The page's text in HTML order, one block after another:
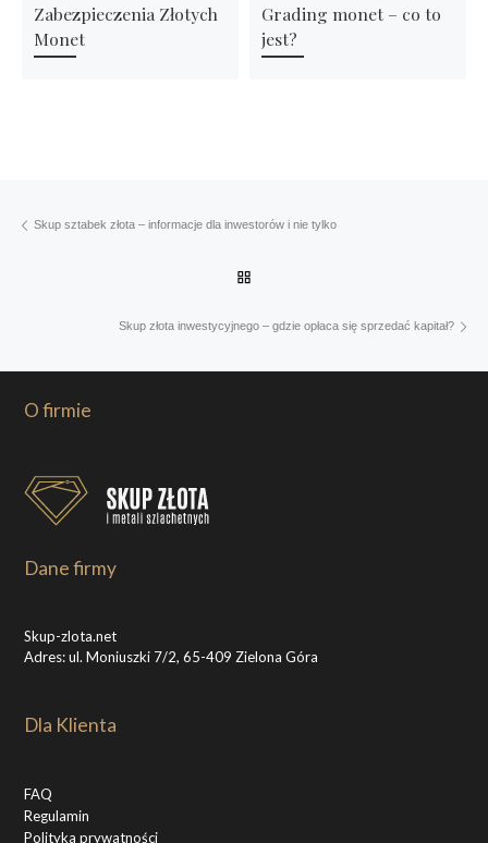
Zabezpieczenia Złotych
Monet
Grading monet – co to
jest?
Skup sztabek złota – informacje dla inwestorów i nie tylko
Skup złota inwestycyjnego – gdzie opłaca się sprzedać kapitał?
O firmie
Dane firmy
Skup-zlota.net
Adres: ul. Moniuszki 7/2, 65-409 Zielona Góra
Dla Klienta
FAQ
Regulamin
Polityka prywatności